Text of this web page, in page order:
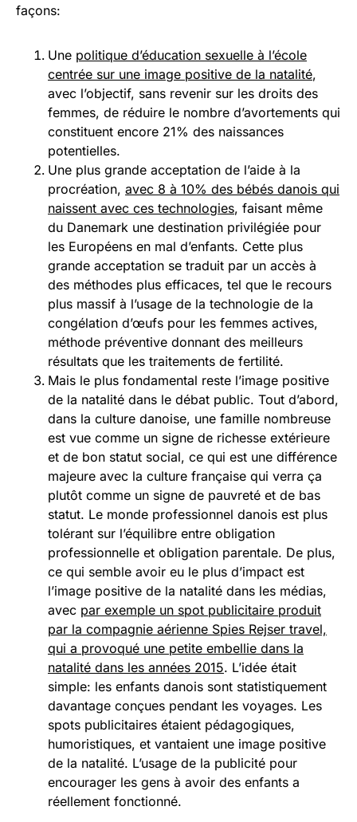
façons:
Une politique d’éducation sexuelle à l’école
centrée sur une image positive de la natalité,
avec l’objectif, sans revenir sur les droits des
femmes, de réduire le nombre d’avortements qui
constituent encore 21% des naissances
potentielles.
Une plus grande acceptation de l’aide à la
procréation, avec 8 à 10% des bébés danois qui
naissent avec ces technologies, faisant même
du Danemark une destination privilégiée pour
les Européens en mal d’enfants. Cette plus
grande acceptation se traduit par un accès à
des méthodes plus efficaces, tel que le recours
plus massif à l’usage de la technologie de la
congélation d’œufs pour les femmes actives,
méthode préventive donnant des meilleurs
résultats que les traitements de fertilité.
Mais le plus fondamental reste l’image positive
de la natalité dans le débat public. Tout d’abord,
dans la culture danoise, une famille nombreuse
est vue comme un signe de richesse extérieure
et de bon statut social, ce qui est une différence
majeure avec la culture française qui verra ça
plutôt comme un signe de pauvreté et de bas
statut. Le monde professionnel danois est plus
tolérant sur l’équilibre entre obligation
professionnelle et obligation parentale. De plus,
ce qui semble avoir eu le plus d’impact est
l’image positive de la natalité dans les médias,
avec par exemple un spot publicitaire produit
par la compagnie aérienne Spies Rejser travel,
qui a provoqué une petite embellie dans la
natalité dans les années 2015. L’idée était
simple: les enfants danois sont statistiquement
davantage conçues pendant les voyages. Les
spots publicitaires étaient pédagogiques,
humoristiques, et vantaient une image positive
de la natalité. L’usage de la publicité pour
encourager les gens à avoir des enfants a
réellement fonctionné.